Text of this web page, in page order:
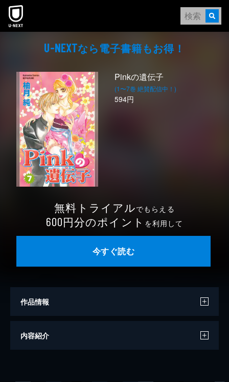
本文へスキップ
U-NEXTなら電⼦書籍もお得！
Pinkの遺伝子
(1〜7巻 絶賛配信中！)
594円
無料トライアルでもらえる
600円分のポイント を利用して
今すぐ読む
作品情報
著者
内容紹介